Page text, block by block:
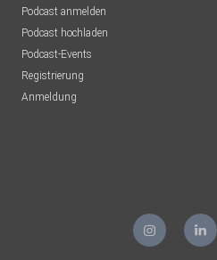
Podcast anmelden
Podcast hochladen
Podcast-Events
Registrierung
Anmeldung